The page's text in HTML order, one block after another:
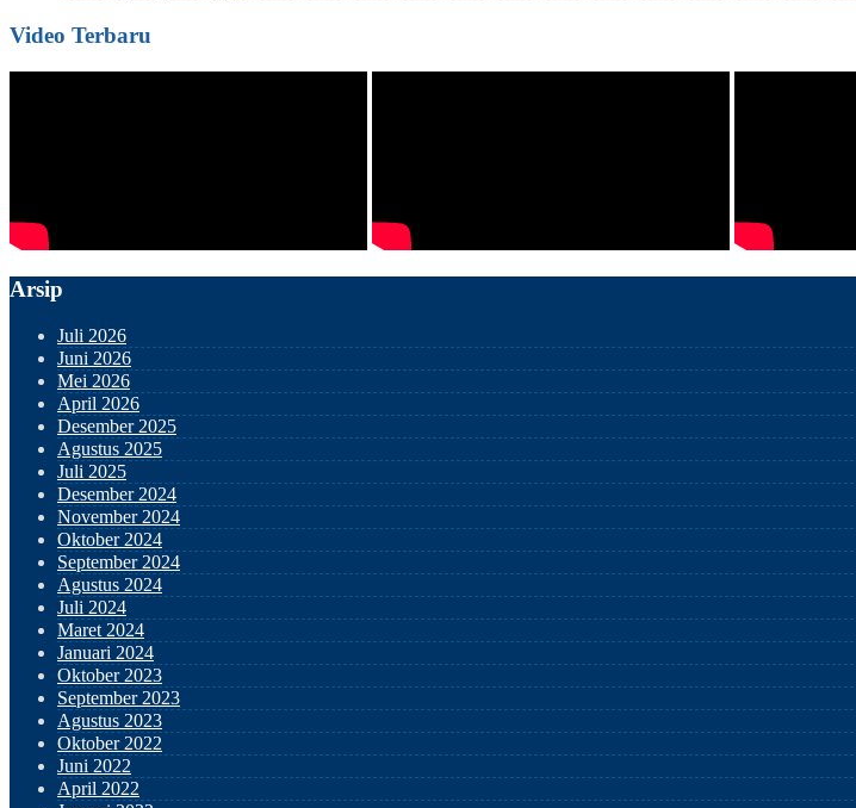
Video Terbaru
Arsip
Juli 2026
Juni 2026
Mei 2026
April 2026
Desember 2025
Agustus 2025
Juli 2025
Desember 2024
November 2024
Oktober 2024
September 2024
Agustus 2024
Juli 2024
Maret 2024
Januari 2024
Oktober 2023
September 2023
Agustus 2023
Oktober 2022
Juni 2022
April 2022